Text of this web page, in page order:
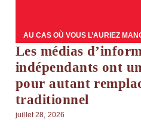
AU CAS OÙ VOUS L’AURIEZ
Les médias
indépendants ont
pour autant
traditionnel
juillet 28, 2026